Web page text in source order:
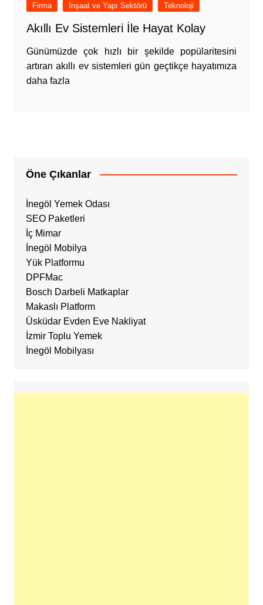
Firma İnşaat ve Yapı Sektörü Teknoloji
Akıllı Ev Sistemleri İle Hayat Kolay
Günümüzde çok hızlı bir şekilde popülaritesini
artıran akıllı ev sistemleri gün geçtikçe hayatımıza
daha fazla
Öne Çıkanlar
İnegöl Yemek Odası
SEO Paketleri
İç Mimar
İnegöl Mobilya
Yük Platformu
DPFMac
Bosch Darbeli Matkaplar
Makaslı Platform
Üsküdar Evden Eve Nakliyat
İzmir Toplu Yemek
İnegöl Mobilyası